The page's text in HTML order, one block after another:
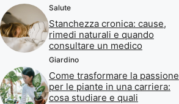
Salute
Stanchezza cronica: cause,
rimedi naturali e quando
consultare un medico
Giardino
Come trasformare la passione
per le piante in una carriera:
cosa studiare e quali